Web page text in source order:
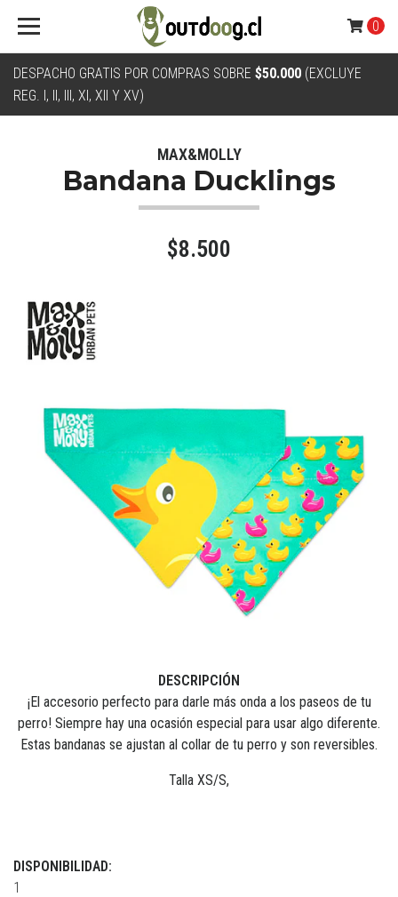
DESPACHO GRATIS POR COMPRAS SOBRE $50.000 (EXCLUYE
REG. I, II, III, XI, XII Y XV)
0
MAX&MOLLY
Bandana Ducklings
$8.500
DESCRIPCIÓN
¡El accesorio perfecto para darle más onda a los paseos de tu
perro! Siempre hay una ocasión especial para usar algo diferente.
Estas bandanas se ajustan al collar de tu perro y son reversibles.
Talla XS/S,
DISPONIBILIDAD:
1